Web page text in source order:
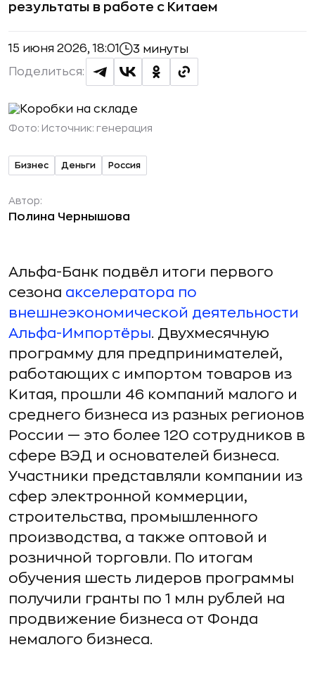
результаты в работе с Китаем
15 июня 2026, 18:01 3 минуты
Поделиться:
Фото: Источник: генерация
Бизнес Деньги Россия
Автор:
Полина Чернышова
Альфа-Банк подвёл итоги первого
сезона акселератора по
внешнеэкономической деятельности
Альфа-Импортёры. Двухмесячную
программу для предпринимателей,
работающих с импортом товаров из
Китая, прошли 46 компаний малого и
среднего бизнеса из разных регионов
России — это более 120 сотрудников в
сфере ВЭД и основателей бизнеса.
Участники представляли компании из
сфер электронной коммерции,
строительства, промышленного
производства, а также оптовой и
розничной торговли. По итогам
обучения шесть лидеров программы
получили гранты по 1 млн рублей на
продвижение бизнеса от Фонда
немалого бизнеса.